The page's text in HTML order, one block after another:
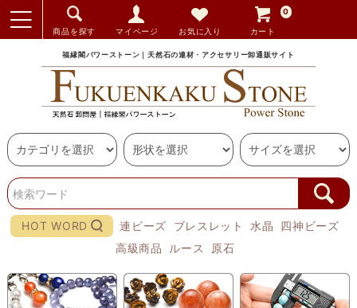
商品を探す マイページ お気に入り カート
0
福縁閣パワーストーン｜天然石の連材・アクセサリー卸通販サイト
HOT WORD 連ビーズ ブレスレット 水晶
四神ビーズ
高級商品
ルース 原石